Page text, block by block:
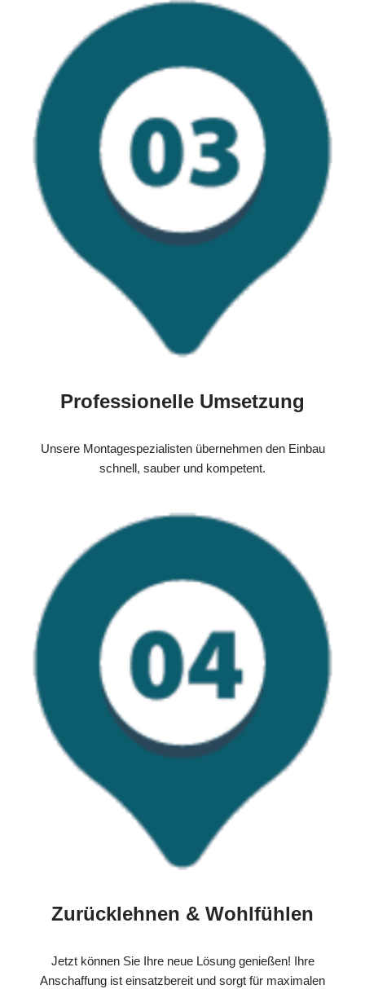
Professionelle Umsetzung
Unsere Montagespezialisten übernehmen den Einbau
schnell, sauber und kompetent.
Zurücklehnen & Wohlfühlen
Jetzt können Sie Ihre neue Lösung genießen! Ihre
Anschaffung ist einsatzbereit und sorgt für maximalen